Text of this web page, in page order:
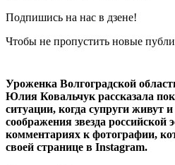
Подпишись на нас в дзене!
Чтобы не пропустить новые
Уроженка Волгоградской
Юлия Ковальчук рассказала
ситуации, когда супруги живут
соображения звезда российской
комментариях к фотографии,
своей странице в Instagram.